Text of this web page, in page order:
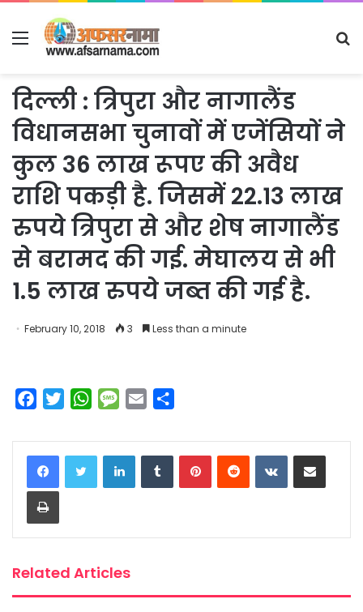
Menu
दिल्ली : त्रिपुरा और नागालैंड
विधानसभा चुनावों में एजेंसियों ने
कुल 36 लाख रूपए की अवैध
राशि पकड़ी है. जिसमें 22.13 लाख
रुपये त्रिपुरा से और शेष नागालैंड
से बरामद की गई. मेघालय से भी
1.5 लाख रुपये जब्त की गई है.
February 10, 2018 3 Less than a minute
c
e
b
o
o
i
t
t
W
a
t
s
M
s
s
a
a
i
a
r
e
LinkedInTumblrPinterestReddit VKontakteShare via Email
Print
Related Articles